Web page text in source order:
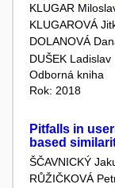
KLUGAR
KLUGAROVÁ
DOLANOVÁ
DUŠEK Ladislav
Odborná kniha
Rok: 2018
Pitfalls in
based
ŠČAVNICKÝ
RŮŽIČKOVÁ